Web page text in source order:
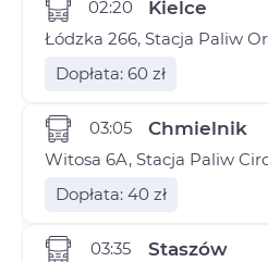
02:20 Kielce
Łódzka 266, Stacja Paliw
Dopłata: 60 zł
03:05 Chmielnik
Witosa 6A, Stacja Paliw
Dopłata: 40 zł
03:35 Staszów